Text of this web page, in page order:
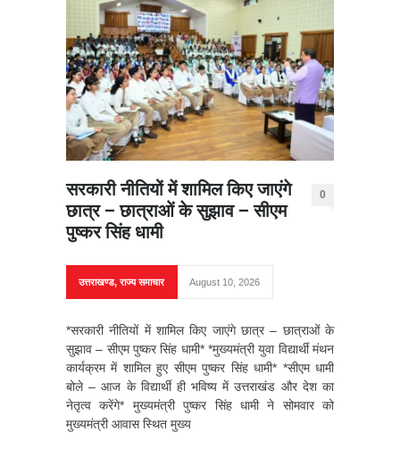
सरकारी नीतियों में शामिल किए जाएंगे
छात्र – छात्राओं के सुझाव – सीएम
पुष्कर सिंह धामी
0
उत्तराखण्ड,राज्य समाचार August 10, 2026
*सरकारी नीतियों में शामिल किए जाएंगे छात्र – छात्राओं के
सुझाव – सीएम पुष्कर सिंह धामी* *मुख्यमंत्री युवा विद्यार्थी मंथन
कार्यक्रम में शामिल हुए सीएम पुष्कर सिंह धामी* *सीएम धामी
बोले – आज के विद्यार्थी ही भविष्य में उत्तराखंड और देश का
नेतृत्व करेंगे* मुख्यमंत्री पुष्कर सिंह धामी ने सोमवार को
मुख्यमंत्री आवास स्थित मुख्य